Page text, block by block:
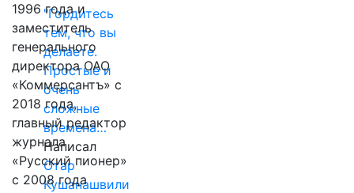
"Гордитесь
тем, что вы
делаете.
Простые и
очень
сложные
времена…
Написал
Отар
Кушанашвили
1996 года и
заместитель
генерального
директора ОАО
«Коммерсантъ» с
2018 года,
главный редактор
журнала
«Русский пионер»
с 2008 года